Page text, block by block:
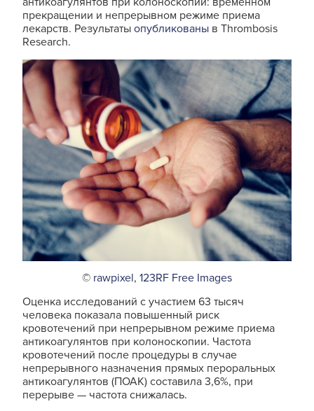
прекращении и непрерывном режиме приема
лекарств. Результаты опубликованы в Thrombosis
Research.
© rawpixel, 123RF Free Images
Оценка исследований с участием 63 тысяч
человека показала повышенный риск
кровотечений при непрерывном режиме приема
антикоагулянтов при колоноскопии. Частота
кровотечений после процедуры в случае
непрерывного назначения прямых пероральных
антикоагулянтов (ПОАК) составила 3,6%, при
перерыве — частота снижалась.